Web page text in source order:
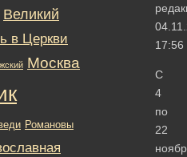
17:56
С
4
по
22
Великий
в Церкви
Москва
Романовы